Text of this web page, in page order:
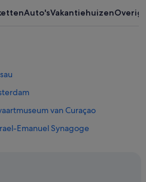
Auto'sVakantiehuizenOverig
van Curaçao
Emanuel Synagoge